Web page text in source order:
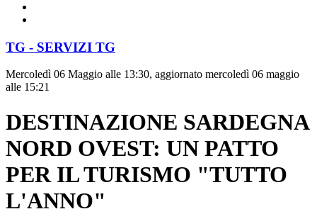
TG - SERVIZI TG
Mercoledì 06 Maggio alle 13:30, aggiornato mercoledì 06 maggio
alle 15:21
DESTINAZIONE SARDEGNA
NORD OVEST: UN PATTO
PER IL TURISMO "TUTTO
L'ANNO"